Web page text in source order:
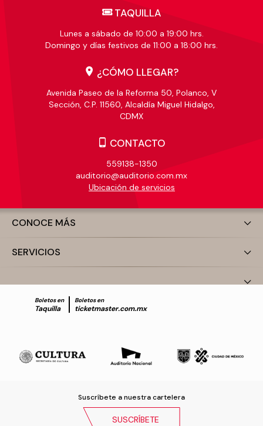
TAQUILLA
Lunes a sábado de 10:00 a 19:00 hrs.
Domingo y días festivos de 11:00 a 18:00 hrs.
¿CÓMO LLEGAR?
Avenida Paseo de la Reforma 50, Polanco, V
Sección, C.P. 11560, Alcaldía Miguel Hidalgo,
CDMX
CONTACTO
559138-1350
auditorio@auditorio.com.mx
Ubicación de servicios
CONOCE MÁS
SERVICIOS
Boletos en
Taquilla
Boletos en
ticketmaster.com.mx
Suscríbete a nuestra cartelera
SUSCRÍBETE